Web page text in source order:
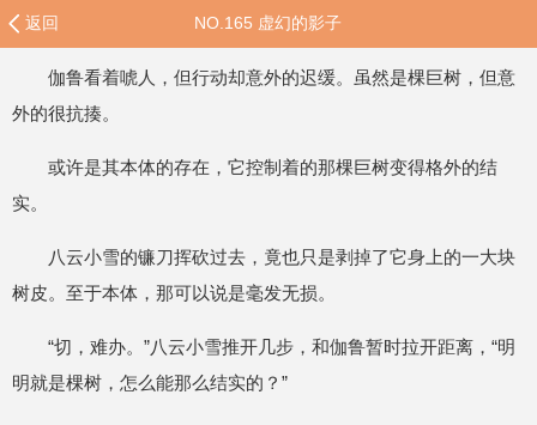
返回 NO.165 虚幻的影子
伽鲁看着唬人，但行动却意外的迟缓。虽然是棵巨树，但意
外的很抗揍。
或许是其本体的存在，它控制着的那棵巨树变得格外的结
实。
八云小雪的镰刀挥砍过去，竟也只是剥掉了它身上的一大块
树皮。至于本体，那可以说是毫发无损。
“切，难办。”八云小雪推开几步，和伽鲁暂时拉开距离，“明
明就是棵树，怎么能那么结实的？”